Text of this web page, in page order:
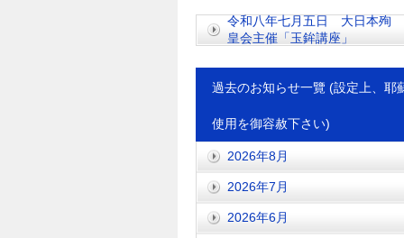
令和八年七月五日 大日本殉
皇会主催「玉鉾講座」
過去のお知らせ一覽 (設定上、耶
使用を御容赦下さい)
2026年8月
2026年7月
2026年6月